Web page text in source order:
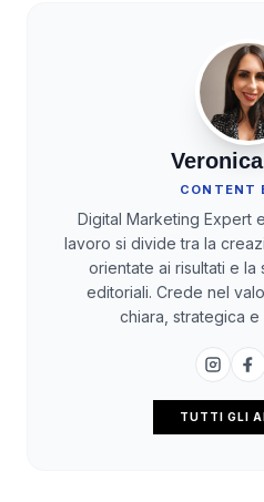
CONTENT
Digital Marketing Expert
lavoro si divide tra la
orientate ai risultati e la
editoriali. Crede nel
chiara, strategica
TUTTI GLI